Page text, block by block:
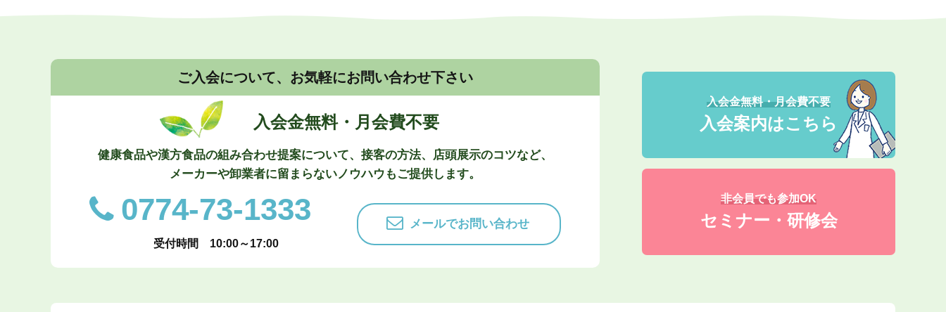
ご入会について、お気軽にお問い合わせ下さい
入会金無料・月会費不要
健康食品や漢方食品の組み合わせ提案について、接客の方法、店頭展示のコツなど、
メーカーや卸業者に留まらないノウハウもご提供します。
0774-73-1333
受付時間 10:00～17:00
メールでお問い合わせ
入会金無料・月会費不要
入会案内はこちら
非会員でも参加OK
セミナー・研修会